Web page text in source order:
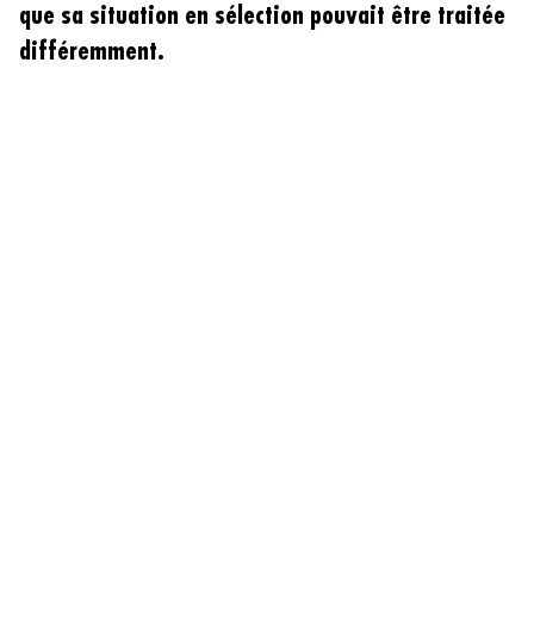
que sa situation en sélection pouvait être traitée
différemment.